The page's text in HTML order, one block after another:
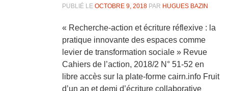
PUBLIÉ LE OCTOBRE 9, 2018PAR HUGUES BAZIN
« Recherche-action et écriture réflexive : la
pratique innovante des espaces comme
levier de transformation sociale » Revue
Cahiers de l’action, 2018/2 N° 51-52 en
libre accès sur la plate-forme cairn.info Fruit
d’un an et demi d’écriture collaborative